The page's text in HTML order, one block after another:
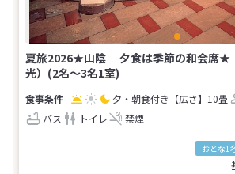
夏旅2026★山陰 夕食は季節の和会席★
光）(2名～3名1室)
夕・朝食付き 【広さ】10畳
バス
トイレ 禁煙
おとな1